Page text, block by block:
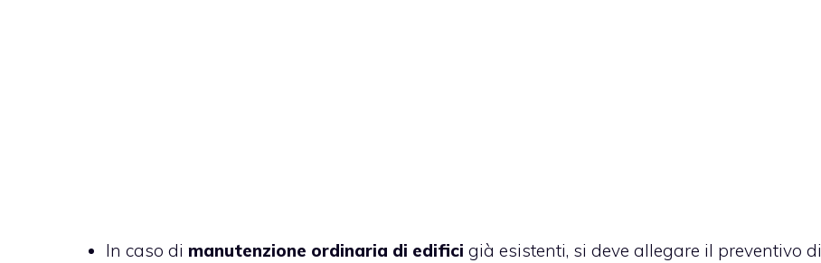
In caso di manutenzione ordinaria di edifici già esistenti, si deve allegare il preventivo di